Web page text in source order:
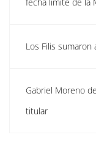
Los Filis sumaron
Gabriel Moreno
titular